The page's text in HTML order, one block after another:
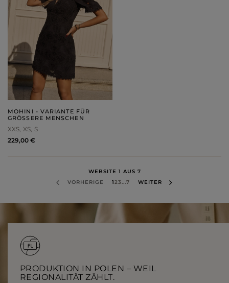
MOHINI - VARIANTE FÜR
GRÖSSERE MENSCHEN
XXS XS S
229,00 €
WEBSITE 1 AUS 7
VORHERIGE
123...7 WEITER
PRODUKTION IN POLEN – WEIL
REGIONALITÄT ZÄHLT.